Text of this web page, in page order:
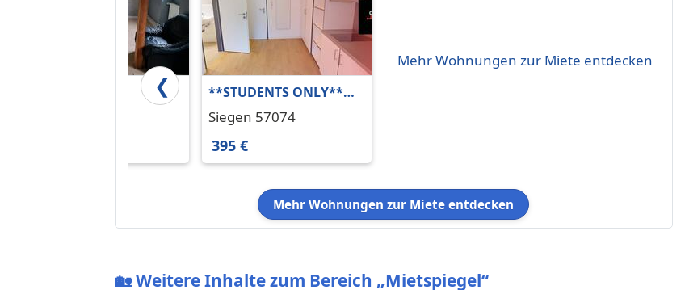
❮
**STUDENTS ONLY**
ALL-IN Apartment:
und vielen Extras im
für Studenten!)
Siegen 57074
395 €
Mehr Wohnungen zur Miete entdecken
Mehr Wohnungen zur Miete entdecken
🏡Weitere Inhalte zum Bereich „Mietspiegel“